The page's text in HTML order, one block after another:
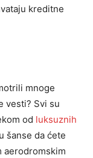
kreditne
mnoge
vesti? Svi su
od luksuznih
šanse da ćete
aerodromskim